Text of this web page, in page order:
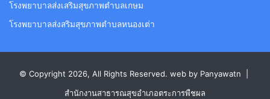
โรงพยาบาลส่งเสริมสุขภาพตำบลเกษม
โรงพยาบาลส่งสริมสุขภาพตำบลหนองเต่า
© Copyright 2026, All Rights Reserved. web by Panyawatn |
สำนักงานสาธารณสุขอำเภอตระการพืชผล